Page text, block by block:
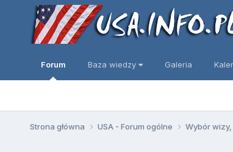
Forum Baza wiedzy Galeria
Strona główna USA - Forum ogólne Wybór